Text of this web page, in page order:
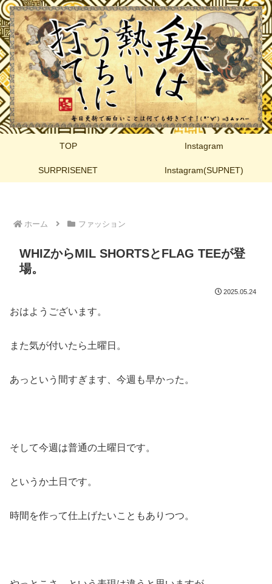
TOP Instagram
SURPRISENET Instagram(SUPNET)
ホーム ファッション
WHIZからMIL SHORTSとFLAG TEEが登
場。
2025.05.24
おはようございます。
また気が付いたら土曜日。
あっという間すぎます、今週も早かった。
そして今週は普通の土曜日です。
というか土日です。
時間を作って仕上げたいこともありつつ。